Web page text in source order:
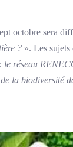
octobre sera
? ». Les sujets
réseau
la biodiversité